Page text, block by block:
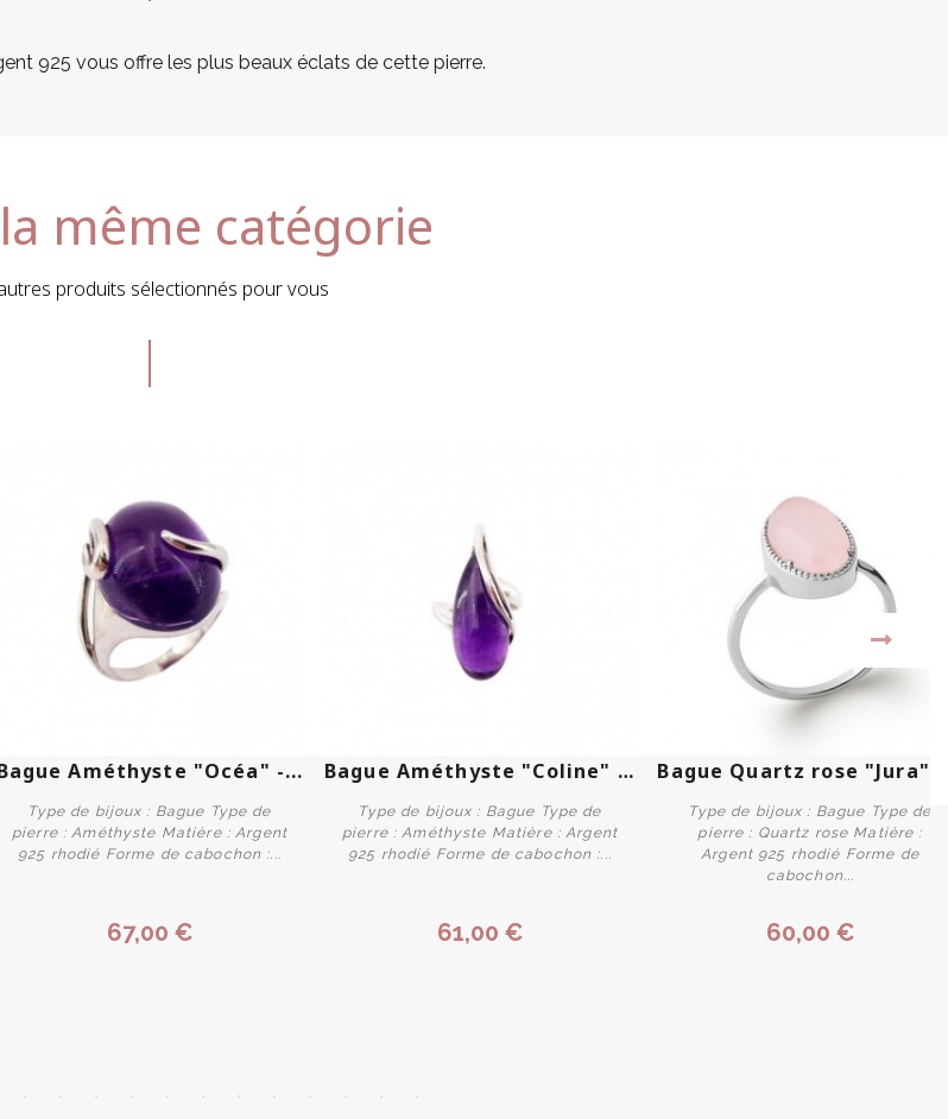
925 vous offre les plus beaux éclats de cette pierre.
même catégorie
produits sélectionnés pour vous
Améthyste "Océa" -...
Type de bijoux : Bague Type de
pierre : Améthyste Matière : Argent
925 rhodié Forme de cabochon :...
67,00 €
Bague Améthyste "Coline" -...
Type de bijoux : Bague Type de
pierre : Améthyste Matière : Argent
925 rhodié Forme de cabochon :...
61,00 €
Bague Quartz rose "Jura" -
Type de bijoux : Bague Type de
pierre : Quartz rose Matière :
Argent 925 rhodié Forme de
cabochon...
60,00 €